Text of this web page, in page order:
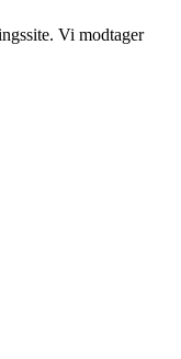
Vi modtager